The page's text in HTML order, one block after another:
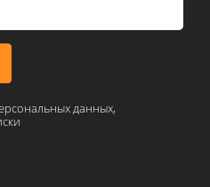
данных,